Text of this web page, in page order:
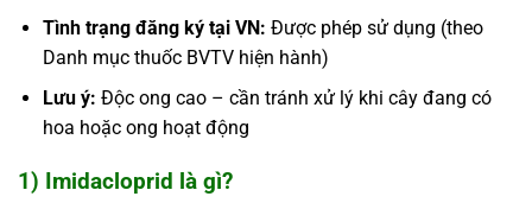
Tình trạng đăng ký tại VN: Được phép sử dụng (theo
Danh mục thuốc BVTV hiện hành)
Lưu ý: Độc ong cao – cần tránh xử lý khi cây đang có
hoa hoặc ong hoạt động
1) Imidacloprid là gì?